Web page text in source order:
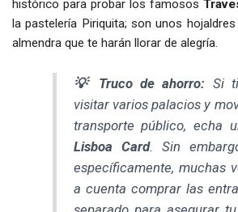
histórico para probar los famosos
la pastelería Piriquita; son unos
almendra que te harán llorar de alegría.
💡 Truco de ahorro: Si
visitar varios palacios y
transporte público, echa
Lisboa Card. Sin
específicamente, muchas
a cuenta comprar las